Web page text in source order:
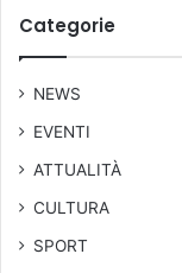
Categorie
NEWS
EVENTI
ATTUALITÀ
CULTURA
SPORT